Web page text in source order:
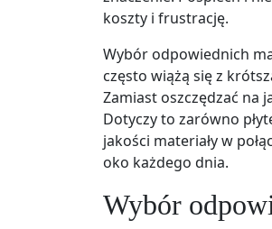
koszty i frustrację.
Wybór odpowiednich
często wiążą się z
Zamiast oszczędzać na
Dotyczy to zarówno
jakości materiały w
oko każdego dnia.
Wybór